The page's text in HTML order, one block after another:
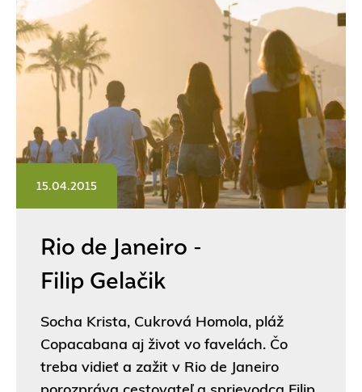
Rio de Janeiro -
Filip Gelačik
Socha Krista, Cukrová Homola, pláž
Copacabana aj život vo favelách. Čo
treba vidieť a zažit v Rio de Janeiro
15.04.2015